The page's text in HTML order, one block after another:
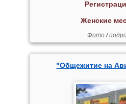
Женские
Фото/
"Общежитие на